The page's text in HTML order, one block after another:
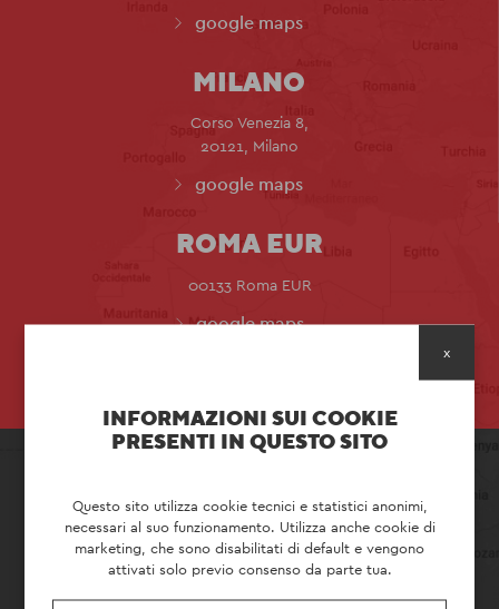
google maps
MILANO
Corso Venezia 8,
20121, Milano
google maps
ROMA EUR
00133 Roma EUR
google maps
SEDI ESTERO
PETAS FRANCIA
INFORMAZIONI SUI COOKIE
PRESENTI IN QUESTO SITO
Questo sito utilizza cookie tecnici e statistici anonimi,
necessari al suo funzionamento. Utilizza anche cookie di
marketing, che sono disabilitati di default e vengono
attivati solo previo consenso da parte tua.
x